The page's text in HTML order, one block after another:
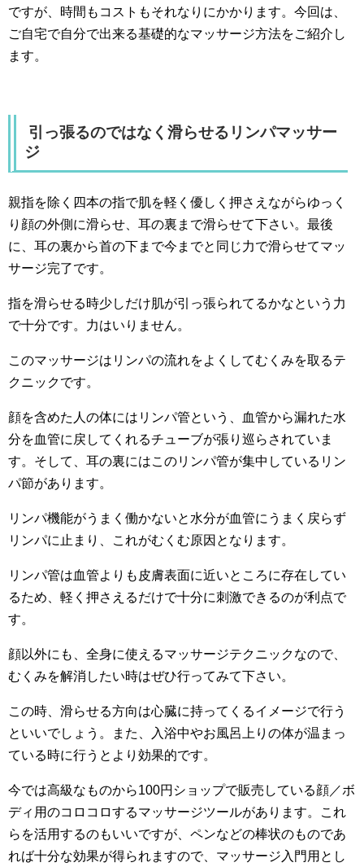
ですが、時間もコストもそれなりにかかります。今回は、
ご自宅で自分で出来る基礎的なマッサージ方法をご紹介し
ます。
引っ張るのではなく滑らせるリンパマッサー
ジ
親指を除く四本の指で肌を軽く優しく押さえながらゆっく
り顔の外側に滑らせ、耳の裏まで滑らせて下さい。最後
に、耳の裏から首の下まで今までと同じ力で滑らせてマッ
サージ完了です。
指を滑らせる時少しだけ肌が引っ張られてるかなという力
で十分です。力はいりません。
このマッサージはリンパの流れをよくしてむくみを取るテ
クニックです。
顔を含めた人の体にはリンパ管という、血管から漏れた水
分を血管に戻してくれるチューブが張り巡らされていま
す。そして、耳の裏にはこのリンパ管が集中しているリン
パ節があります。
リンパ機能がうまく働かないと水分が血管にうまく戻らず
リンパに止まり、これがむくむ原因となります。
リンパ管は血管よりも皮膚表面に近いところに存在してい
るため、軽く押さえるだけで十分に刺激できるのが利点で
す。
顔以外にも、全身に使えるマッサージテクニックなので、
むくみを解消したい時はぜひ行ってみて下さい。
この時、滑らせる方向は心臓に持ってくるイメージで行う
といいでしょう。また、入浴中やお風呂上りの体が温まっ
ている時に行うとより効果的です。
今では高級なものから100円ショップで販売している顔／ボ
ディ用のコロコロするマッサージツールがあります。これ
らを活用するのもいいですが、ペンなどの棒状のものであ
れば十分な効果が得られますので、マッサージ入門用とし